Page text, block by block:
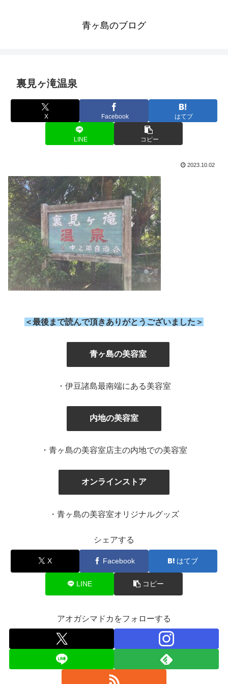
青ヶ島のブログ
裏見ヶ滝温泉
X Facebook はてブ
LINE コピー
2023.10.02
＜最後まで読んで頂きありがとうございました＞
青ヶ島の美容室
・伊豆諸島最南端にある美容室
内地の美容室
・青ヶ島の美容室店主の内地での美容室
オンラインストア
・青ヶ島の美容室オリジナルグッズ
シェアする
X Facebook はてブ
LINE コピー
アオガシマドカをフォローする